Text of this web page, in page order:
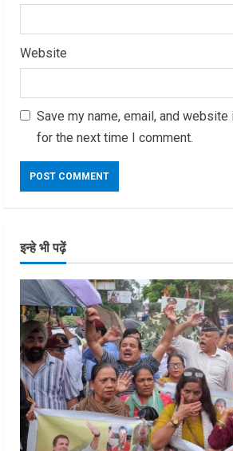
Website
Save my name, email, and
for the next time I comment.
इन्हे भी पढ़ें